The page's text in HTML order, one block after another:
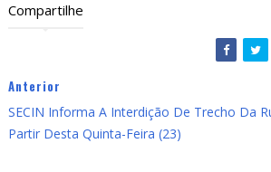
Compartilhe
Anterior
SECIN Informa A Interdição De Trecho Da
Partir Desta Quinta-Feira (23)